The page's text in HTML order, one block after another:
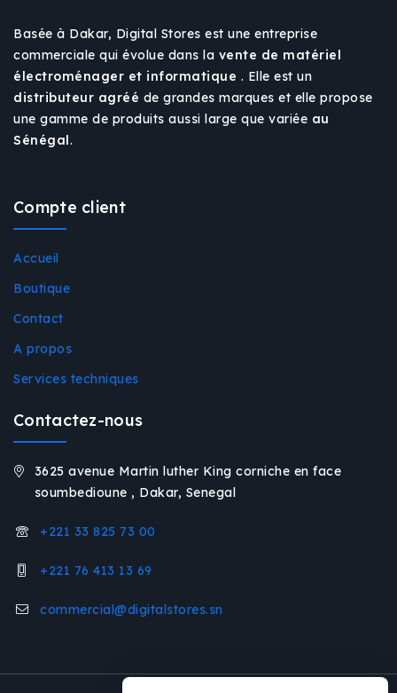
Basée à Dakar, Digital Stores est une entreprise
commerciale qui évolue dans la vente de matériel
électroménager et informatique . Elle est un
distributeur agréé de grandes marques et elle propose
une gamme de produits aussi large que variée au
Sénégal.
Compte client
Accueil
Boutique
Contact
A propos
Services techniques
Contactez-nous
3625 avenue Martin luther King corniche en face
soumbedioune , Dakar, Senegal
+221 33 825 73 00
+221 76 413 13 69
commercial@digitalstores.sn